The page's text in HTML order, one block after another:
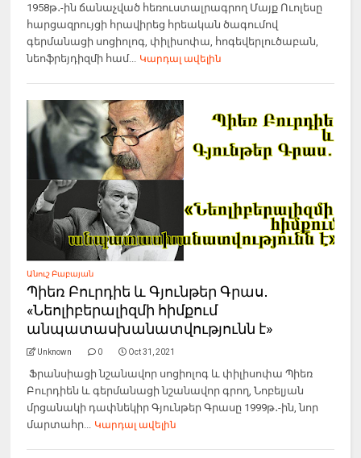
1958թ․-ին ճանաչված հեռուստալրագրող Մայք Ուոլեսը
հարցազրույցի հրավիրեց հրեական ծագումով
գերմանացի սոցիոլոգ, փիլիսոփա, հոգեվերլուծաբան,
նեոֆրեյդիզմի համ... Կարդալ ավելին
Անուշ Բաբայան
Պիեռ Բուրդիե և Գյունթեր Գրաս․
«Նեոլիբերալիզմի հիմքում
անպատասխանատվությունն է»
Unknown 0 Oct 31, 2021
Ֆրանսիացի նշանավոր սոցիոլոգ և փիլիսոփա Պիեռ
Բուրդիեն և գերմանացի նշանավոր գրող, Նոբելյան
մրցանակի դափնեկիր Գյունթեր Գրասը 1999թ․-ին, նոր
մարտահր... Կարդալ ավելին